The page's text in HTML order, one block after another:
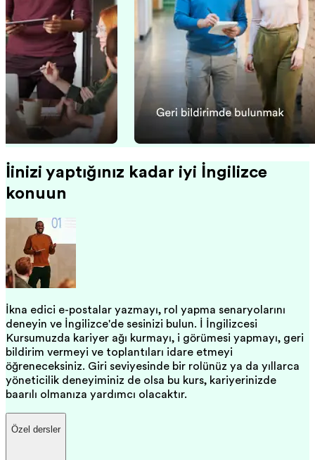
İşinizi yaptığınız kadar iyi İngilizce
konuşun
İkna edici e-postalar yazmayı, rol yapma senaryolarını
deneyin ve İngilizce'de sesinizi bulun. İş İngilizcesi
Kursumuzda kariyer ağı kurmayı, iş görüşmesi yapmayı, geri
bildirim vermeyi ve toplantıları idare etmeyi
öğreneceksiniz. Giriş seviyesinde bir rolünüz ya da yıllarca
yöneticilik deneyiminiz de olsa bu kurs, kariyerinizde
başarılı olmanıza yardımcı olacaktır.
Özel dersler